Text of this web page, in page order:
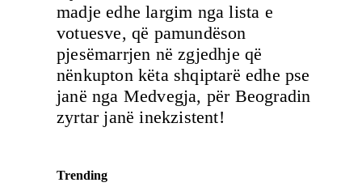
madje edhe largim nga lista e
votuesve, që pamundëson
pjesëmarrjen në zgjedhje që
nënkupton këta shqiptarë edhe pse
janë nga Medvegja, për Beogradin
zyrtar janë inekzistent!
Trending